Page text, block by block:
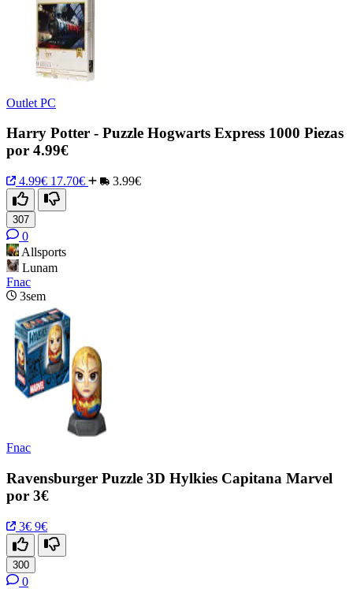
Outlet PC
Harry Potter - Puzzle Hogwarts Express 1000 Piezas
por 4.99€
4.99€ 17.70€ 3.99€
307
0
Allsports
Lunam
Fnac
3sem
Fnac
Ravensburger Puzzle 3D Hylkies Capitana Marvel
por 3€
3€ 9€
300
0